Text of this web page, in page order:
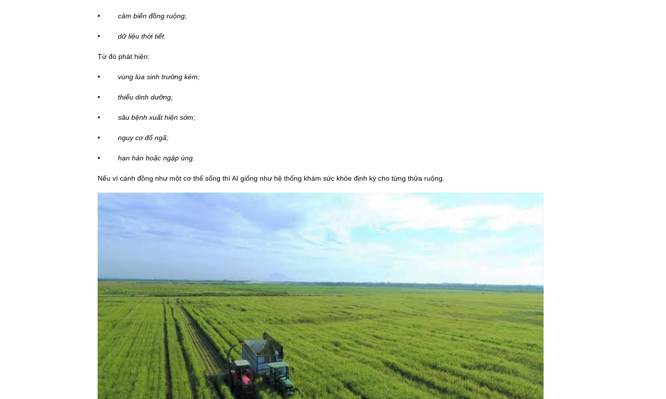
• cảm biến đồng ruộng;
• dữ liệu thời tiết.
Từ đó phát hiện:
• vùng lúa sinh trưởng kém;
• thiếu dinh dưỡng;
• sâu bệnh xuất hiện sớm;
• nguy cơ đổ ngã;
• hạn hán hoặc ngập úng.
Nếu ví cánh đồng như một cơ thể sống thì AI giống như hệ thống khám sức khỏe định kỳ cho từng thửa ruộng.